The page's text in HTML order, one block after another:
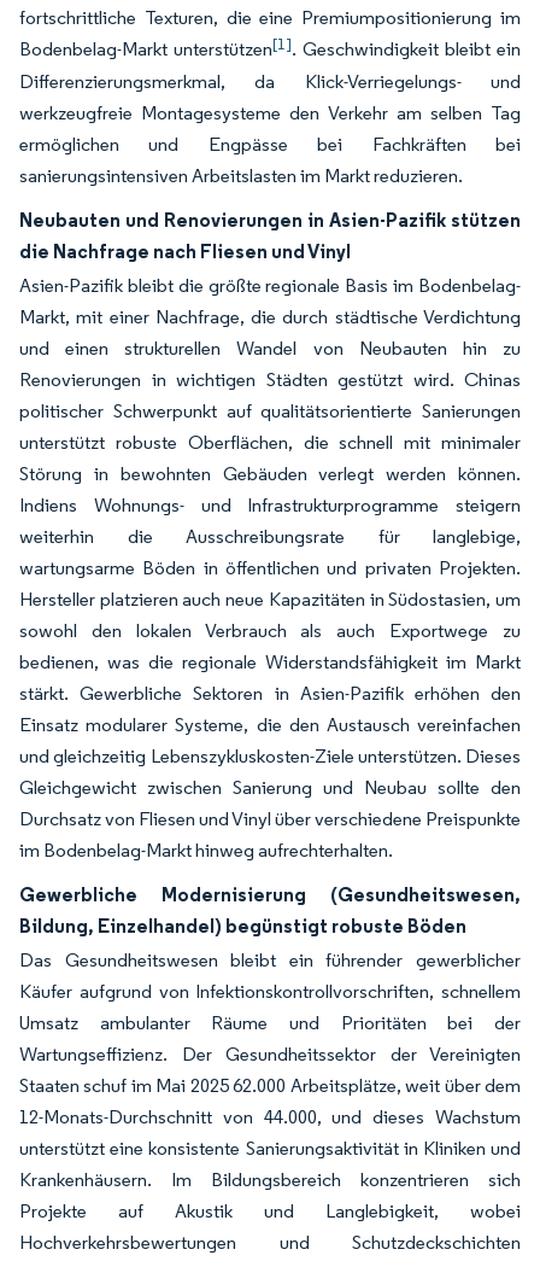
fortschrittliche Texturen, die eine Premiumpositionierung im
Bodenbelag-Markt unterstützen[1]. Geschwindigkeit bleibt ein
Differenzierungsmerkmal, da Klick-Verriegelungs- und
werkzeugfreie Montagesysteme den Verkehr am selben Tag
ermöglichen und Engpässe bei Fachkräften bei
sanierungsintensiven Arbeitslasten im Markt reduzieren.
Neubauten und Renovierungen in Asien-Pazifik stützen
die Nachfrage nach Fliesen und Vinyl
Asien-Pazifik bleibt die größte regionale Basis im Bodenbelag-
Markt, mit einer Nachfrage, die durch städtische Verdichtung
und einen strukturellen Wandel von Neubauten hin zu
Renovierungen in wichtigen Städten gestützt wird. Chinas
politischer Schwerpunkt auf qualitätsorientierte Sanierungen
unterstützt robuste Oberflächen, die schnell mit minimaler
Störung in bewohnten Gebäuden verlegt werden können.
Indiens Wohnungs- und Infrastrukturprogramme steigern
weiterhin die Ausschreibungsrate für langlebige,
wartungsarme Böden in öffentlichen und privaten Projekten.
Hersteller platzieren auch neue Kapazitäten in Südostasien, um
sowohl den lokalen Verbrauch als auch Exportwege zu
bedienen, was die regionale Widerstandsfähigkeit im Markt
stärkt. Gewerbliche Sektoren in Asien-Pazifik erhöhen den
Einsatz modularer Systeme, die den Austausch vereinfachen
und gleichzeitig Lebenszykluskosten-Ziele unterstützen. Dieses
Gleichgewicht zwischen Sanierung und Neubau sollte den
Durchsatz von Fliesen und Vinyl über verschiedene Preispunkte
im Bodenbelag-Markt hinweg aufrechterhalten.
Gewerbliche Modernisierung (Gesundheitswesen,
Bildung, Einzelhandel) begünstigt robuste Böden
Das Gesundheitswesen bleibt ein führender gewerblicher
Käufer aufgrund von Infektionskontrollvorschriften, schnellem
Umsatz ambulanter Räume und Prioritäten bei der
Wartungseffizienz. Der Gesundheitssektor der Vereinigten
Staaten schuf im Mai 2025 62.000 Arbeitsplätze, weit über dem
12-Monats-Durchschnitt von 44.000, und dieses Wachstum
unterstützt eine konsistente Sanierungsaktivität in Kliniken und
Krankenhäusern. Im Bildungsbereich konzentrieren sich
Projekte auf Akustik und Langlebigkeit, wobei
Hochverkehrsbewertungen und Schutzdeckschichten